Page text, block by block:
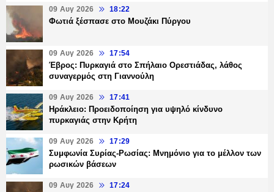
09 Αυγ 2026 18:22
Φωτιά ξέσπασε στο Μουζάκι Πύργου
09 Αυγ 2026 17:54
Έβρος: Πυρκαγιά στο Σπήλαιο Ορεστιάδας, λάθος
συναγερμός στη Γιαννούλη
09 Αυγ 2026 17:41
Ηράκλειο: Προειδοποίηση για υψηλό κίνδυνο
πυρκαγιάς στην Κρήτη
09 Αυγ 2026 17:29
Συμφωνία Συρίας-Ρωσίας: Μνημόνιο για το μέλλον των
ρωσικών βάσεων
09 Αυγ 2026 17:24